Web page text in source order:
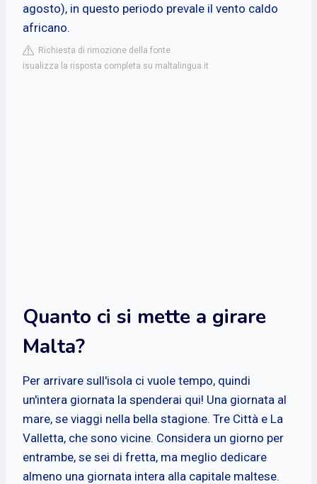
agosto), in questo periodo prevale il vento caldo
africano.
Richiesta di rimozione della fonte
isualizza la risposta completa su maltalingua.it
Quanto ci si mette a girare
Malta?
Per arrivare sull'isola ci vuole tempo, quindi
un'intera giornata la spenderai qui! Una giornata al
mare, se viaggi nella bella stagione. Tre Città e La
Valletta, che sono vicine. Considera un giorno per
entrambe, se sei di fretta, ma meglio dedicare
almeno una giornata intera alla capitale maltese.